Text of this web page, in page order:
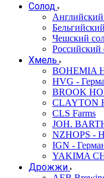
Солод
Чешский
Российский
Хмель
BOHEMIA
HVG -
BROOK
CLAYTON
CLS Farms
JOH.
NZHOPS -
IGN -
YAKIMA
Дрожжи